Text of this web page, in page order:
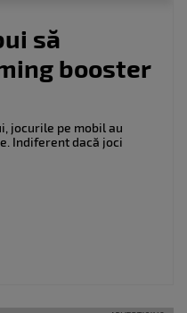
să
booster
jocurile pe mobil au
Indiferent dacă joci